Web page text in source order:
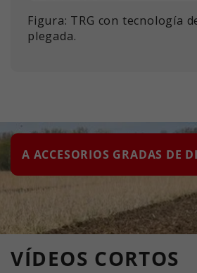
Figura: TRG con tecnología
plegada.
A ACCESORIOS GRADAS DE
VÍDEOS CORTOS